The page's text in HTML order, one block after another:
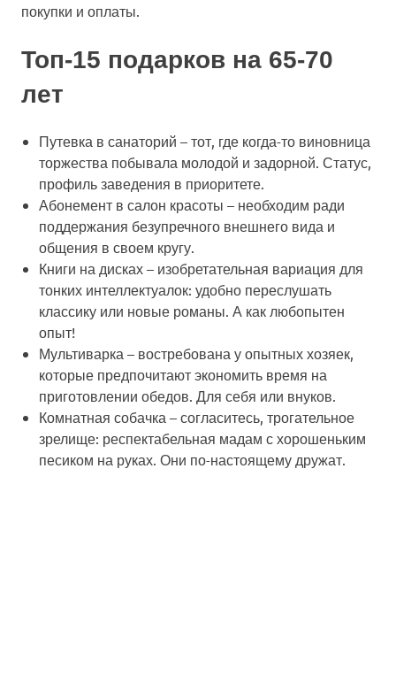
покупки и оплаты.
Топ-15 подарков на 65-70
лет
Путевка в санаторий – тот, где когда-то виновница
торжества побывала молодой и задорной. Статус,
профиль заведения в приоритете.
Абонемент в салон красоты – необходим ради
поддержания безупречного внешнего вида и
общения в своем кругу.
Книги на дисках – изобретательная вариация для
тонких интеллектуалок: удобно переслушать
классику или новые романы. А как любопытен
опыт!
Мультиварка – востребована у опытных хозяек,
которые предпочитают экономить время на
приготовлении обедов. Для себя или внуков.
Комнатная собачка – согласитесь, трогательное
зрелище: респектабельная мадам с хорошеньким
песиком на руках. Они по-настоящему дружат.